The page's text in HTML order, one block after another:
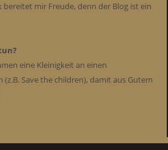
bereitet mir Freude, denn der Blog ist ein
eine Kleinigkeit an einen
Save the children), damit aus Gutem